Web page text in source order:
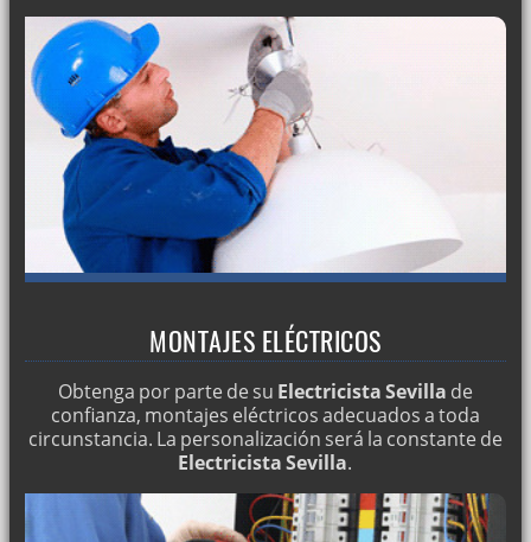
MONTAJES ELÉCTRICOS
Obtenga por parte de su Electricista Sevilla de
confianza, montajes eléctricos adecuados a toda
circunstancia. La personalización será la constante de
Electricista Sevilla.